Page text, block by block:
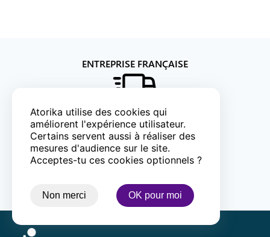
Atorika utilise des cookies qui
améliorent l'expérience utilisateur.
Certains servent aussi à réaliser des
mesures d'audience sur le site.
Acceptes-tu ces cookies optionnels ?
Non merci OK pour moi
ENTREPRISE FRANÇAISE
LIVRAISON OFFERTE DÈS
PAIEMENT 100% SÉCURISÉ
AVIS CLIENTS